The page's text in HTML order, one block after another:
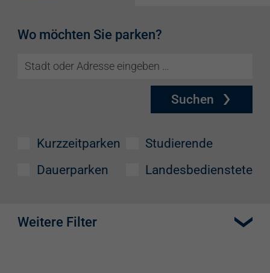
Wo möchten Sie parken?
Suchen
Kurzzeitparken
Dauerparken
Studierende
Landesbedienstete
Weitere Filter